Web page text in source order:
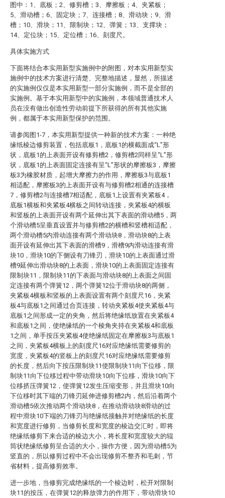
图中：1、底板；2、修剪槽；3、摩擦板；4、夹紧板；
5、滑动槽；6、固定块；7、连接槽；8、滑动块；9、滑
槽；10、滑块；11、限制块；12、弹簧；13、支撑块；
14、定位块；15、定位槽；16、刻度尺。
具体实施方式
下面将结合本实用新型实施例中的附图，对本实用新型实
施例中的技术方案进行清楚、完整地描述，显然，所描述
的实施例仅仅是本实用新型一部分实施例，而不是全部的
实施例。基于本实用新型中的实施例，本领域普通技术人
员在没有做出创造性劳动前提下所获得的所有其他实施
例，都属于本实用新型保护的范围。
请参阅图1-7，本实用新型提供一种新的技术方案：一种绝
缘纸棱边修剪装置，包括底板1，底板1的横截面成“L”形
状，底板1的上表面开设有修剪槽2，修剪槽2同样呈“L”形
状，底板1的上表面固定连接有呈“L”形状的摩擦板3，摩擦
板3为橡胶材质，起增大摩擦力的作用，摩擦板3与底板1
相适配，摩擦板3的上表面开设有与修剪槽2相通的连接槽
7，修剪槽2与连接槽7相适配，底板1上设置有夹紧板4，
底板1横板和夹紧板4横板之间转动连接，夹紧板4的横板
和竖板的上表面开设有两个延伸出其下表面的滑动槽5，两
个滑动槽5呈垂直设置并与修剪槽2的横槽和竖槽相适配，
两个滑动槽5内滑动连接有两个滑动块8，滑动块8的上表
面开设有延伸出其下表面的滑槽9，滑槽9内滑动连接有滑
块10，滑块10的下侧设有刀锋刃，滑块10的上表面通过滑
槽9延伸出滑动块8的上表面，滑块10的上表面固定连接有
限制块11，限制块11的下表面与滑动块8的上表面之间固
定连接有两个弹簧12，两个弹簧12位于滑动块8的两侧，
夹紧板4横板和竖板的上表面设置有两个刻度尺16，夹紧
板4与底板1之间通过合页连接，转动夹紧板4使夹紧板4与
底板1之间形成一定的夹角，然后将绝缘纸放置在夹紧板4
和底板1之间，使绝缘纸的一个棱角夹持在夹紧板4和底板
1之间，单手按压夹紧板4使绝缘纸固定在摩擦板3与底板1
之间，夹紧板4横板上的刻度尺16对应绝缘纸需要修剪的
宽度，夹紧板4的竖板上的刻度尺16对应绝缘纸需要修剪
的长度，然后向下按压限制块11使限制块11向下位移，限
制块11向下位移过程中带动滑块10向下位移，滑块10向下
位移挤压弹簧12，使弹簧12发生压缩变形，并且滑块10向
下位移时其下端的刀锋刃延伸进修剪槽2内，然后沿着两个
滑动槽5依次推动两个滑动块8，在推动滑动块8滑动的过
程中滑块10下端的刀锋刃与绝缘纸接触并对绝缘纸的长度
和宽度进行修剪，当修剪长度和宽度的棱边交汇时，即将
绝缘纸修剪下来合适的棱边大小，将长度和宽度较大的辊
筒状绝缘纸修剪呈合适的大小，操作方便，因为滑动槽5为
竖直的，所以修剪过程中不会出现修剪不整齐和毛刺，节
省材料，提高修剪效率。
进一步地，当修剪完成绝缘纸的一个棱边时，松开对限制
块11的按压，在弹簧12的释放弹力的作用下，带动滑块10